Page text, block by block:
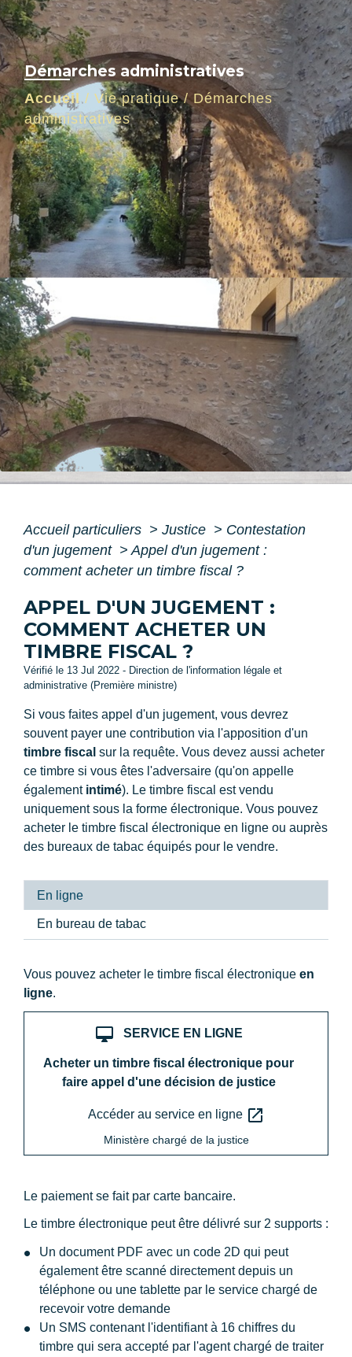
Démarches administratives
Accueil/ Vie pratique/Démarches
administratives
Accueil particuliers > Justice > Contestation
d'un jugement > Appel d'un jugement :
comment acheter un timbre fiscal ?
APPEL D'UN JUGEMENT :
COMMENT ACHETER UN
TIMBRE FISCAL ?
Vérifié le 13 Jul 2022 - Direction de l'information légale et
administrative (Première ministre)
Si vous faites appel d'un jugement, vous devrez
souvent payer une contribution via l'apposition d'un
timbre fiscal sur la requête. Vous devez aussi acheter
ce timbre si vous êtes l'adversaire (qu'on appelle
également intimé). Le timbre fiscal est vendu
uniquement sous la forme électronique. Vous pouvez
acheter le timbre fiscal électronique en ligne ou auprès
des bureaux de tabac équipés pour le vendre.
En ligne
En bureau de tabac
Vous pouvez acheter le timbre fiscal électronique en
ligne.
desktop_mac SERVICE EN LIGNE
Acheter un timbre fiscal électronique pour
faire appel d'une décision de justice
Accéder au service en ligne open_in_new
Ministère chargé de la justice
Le paiement se fait par carte bancaire.
Le timbre électronique peut être délivré sur 2 supports :
Un document PDF avec un code 2D qui peut
également être scanné directement depuis un
téléphone ou une tablette par le service chargé de
recevoir votre demande
Un SMS contenant l'identifiant à 16 chiffres du
timbre qui sera accepté par l'agent chargé de traiter